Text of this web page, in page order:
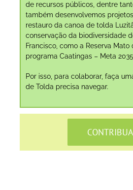
de recursos públicos, dentre
também desenvolvemos
restauro da canoa de tolda
conservação da biodiversidade
Francisco, como a Reserva Mato
programa Caatingas – Meta
Por isso, para colaborar, faça
de Tolda precisa navegar.
CONTRIBUA